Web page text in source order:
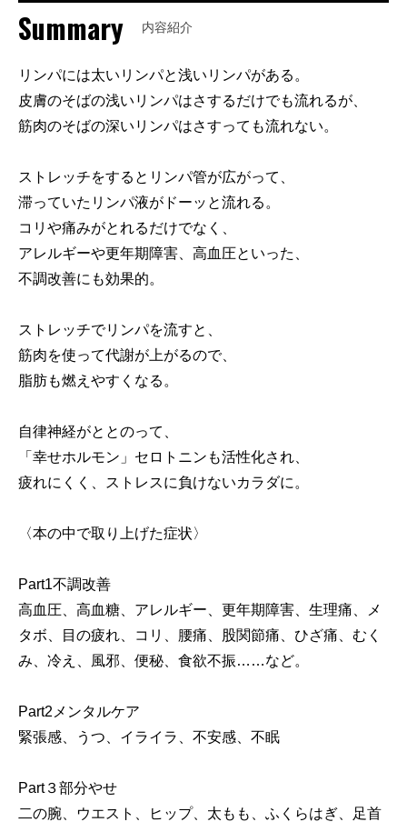
Summary 内容紹介
リンパには太いリンパと浅いリンパがある。
皮膚のそばの浅いリンパはさするだけでも流れるが、
筋肉のそばの深いリンパはさすっても流れない。
ストレッチをするとリンパ管が広がって、
滞っていたリンパ液がドーッと流れる。
コリや痛みがとれるだけでなく、
アレルギーや更年期障害、高血圧といった、
不調改善にも効果的。
ストレッチでリンパを流すと、
筋肉を使って代謝が上がるので、
脂肪も燃えやすくなる。
自律神経がととのって、
「幸せホルモン」セロトニンも活性化され、
疲れにくく、ストレスに負けないカラダに。
〈本の中で取り上げた症状〉
Part1不調改善
高血圧、高血糖、アレルギー、更年期障害、生理痛、メ
タボ、目の疲れ、コリ、腰痛、股関節痛、ひざ痛、むく
み、冷え、風邪、便秘、食欲不振……など。
Part2メンタルケア
緊張感、うつ、イライラ、不安感、不眠
Part３部分やせ
二の腕、ウエスト、ヒップ、太もも、ふくらはぎ、足首